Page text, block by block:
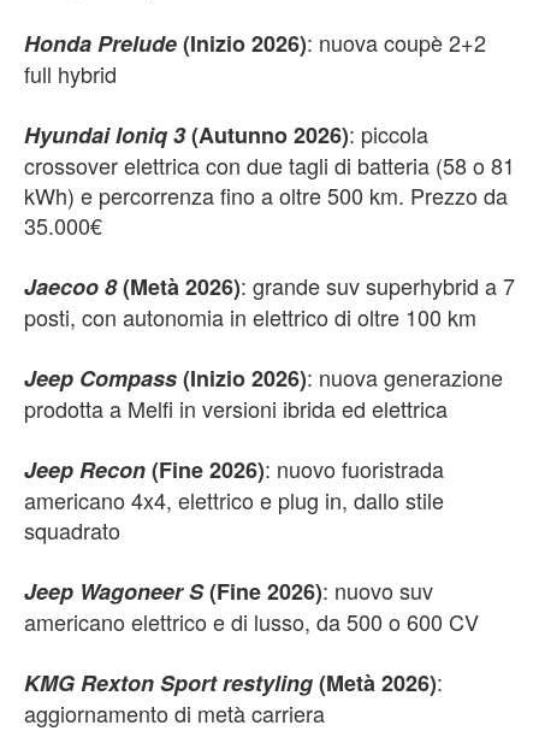
Honda Prelude(Inizio 2026): nuova coupè 2+2
full hybrid
Hyundai Ioniq 3(Autunno 2026): piccola
crossover elettrica con due tagli di batteria (58 o 81
kWh) e percorrenza fino a oltre 500 km. Prezzo da
35.000€
Jaecoo 8(Metà 2026): grande suv superhybrid a 7
posti, con autonomia in elettrico di oltre 100 km
Jeep Compass(Inizio 2026): nuova generazione
prodotta a Melfi in versioni ibrida ed elettrica
Jeep Recon(Fine 2026): nuovo fuoristrada
americano 4x4, elettrico e plug in, dallo stile
squadrato
Jeep Wagoneer S(Fine 2026): nuovo suv
americano elettrico e di lusso, da 500 o 600 CV
KMG Rexton Sport restyling(Metà 2026):
aggiornamento di metà carriera